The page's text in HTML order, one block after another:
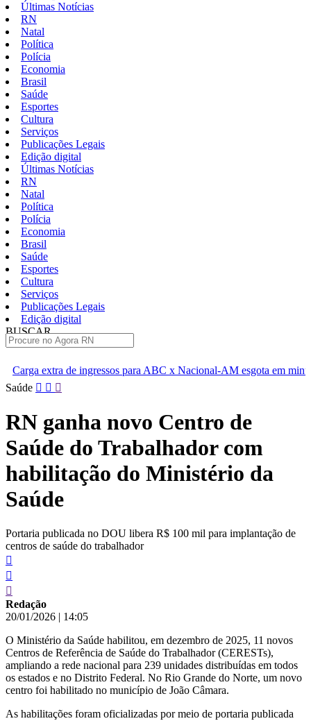
Últimas Notícias
RN
Natal
Política
Polícia
Economia
Brasil
Saúde
Esportes
Cultura
Serviços
Publicações Legais
Edição digital
Últimas Notícias
RN
Natal
Política
Polícia
Economia
Brasil
Saúde
Esportes
Cultura
Serviços
Publicações Legais
Edição digital
BUSCAR
para ABC x Nacional-AM esgota em minutos
Cúpula do
Pular
conteúdo
Saúde
RN ganha novo Centro de
Saúde do Trabalhador com
habilitação do Ministério da
Saúde
Portaria publicada no DOU libera R$ 100 mil para implantação de
centros de saúde do trabalhador
Redação
20/01/2026 | 14:05
O Ministério da Saúde habilitou, em dezembro de 2025, 11 novos
Centros de Referência de Saúde do Trabalhador (CERESTs),
ampliando a rede nacional para 239 unidades distribuídas em todos
os estados e no Distrito Federal. No Rio Grande do Norte, um novo
centro foi habilitado no município de João Câmara.
As habilitações foram oficializadas por meio de portaria publicada